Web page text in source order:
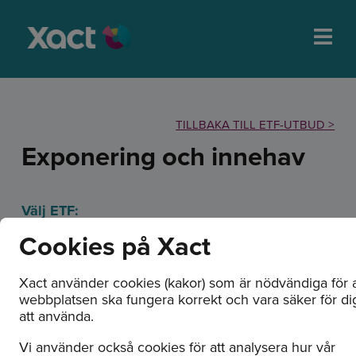
TILLBAKA TILL ETF-UTBUD >
Exponering och innehav
Välj ETF:
XACT Norden Högutdelande
Cookies på Xact
Xact använder cookies (kakor) som är nödvändiga för
webbplatsen ska fungera korrekt och vara säker för
att använda.
Vi använder också cookies för att analysera hur vår